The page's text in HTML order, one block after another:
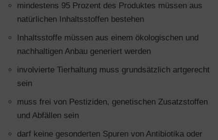
mindestens 95 Prozent des Produktes müssen aus
natürlichen Inhaltsstoffen bestehen
Inhaltsstoffe müssen aus einem ökologischen und
nachhaltigen Anbau generiert werden
involvierte Tierhaltung muss grundsätzlich artgerecht
sein
muss frei von Pestiziden, genetischen Zusatzstoffen
und Abfällen sein
darf keine gesonderten Spuren von Antibiotika oder